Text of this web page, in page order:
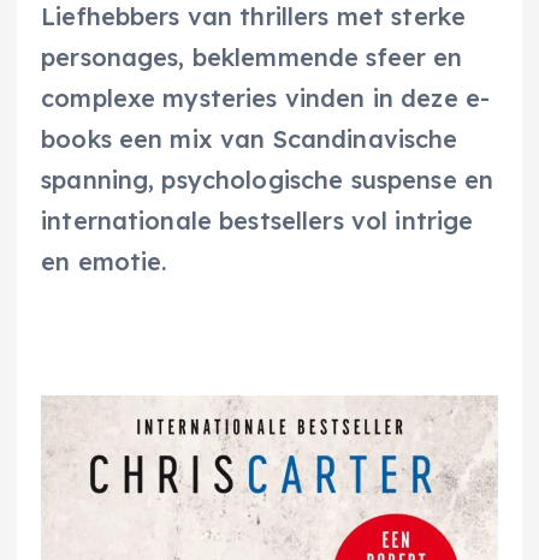
Liefhebbers van thrillers met sterke
personages, beklemmende sfeer en
complexe mysteries vinden in deze e-
books een mix van Scandinavische
spanning, psychologische suspense en
internationale bestsellers vol intrige
en emotie.